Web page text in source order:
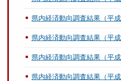
県内経済動向調査結果（平
県内経済動向調査結果（平
県内経済動向調査結果（平
県内経済動向調査結果（平成